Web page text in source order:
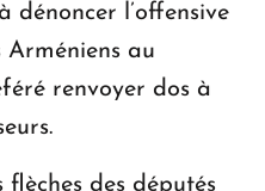
dénoncer l’offensive
Arméniens au
renvoyer dos à
des députés